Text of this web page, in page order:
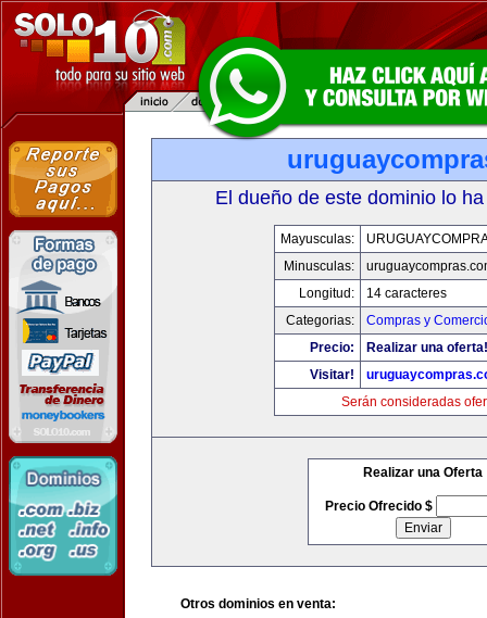
El dueño de este dominio lo
Mayusculas:
Minusculas:
Longitud:
14 caracteres
Categorias:
Compras y
Precio:
Realizar una oferta!
Visitar!
Serán consideradas
Realizar una Oferta
Precio Ofrecido $
Otros dominios en venta: